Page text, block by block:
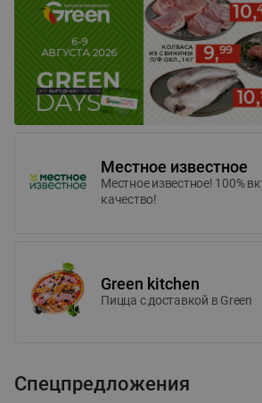
Местное известное
Местное известное! 100%
качество!
Green kitchen
Пицца c доставкой в Green
Спецпредложения